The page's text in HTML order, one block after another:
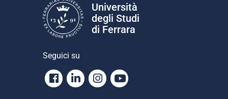
Università
degli Studi
di Ferrara
Seguici su
Facebook
LinkedinInstagram
Youtube